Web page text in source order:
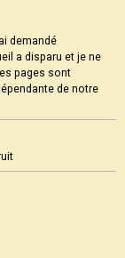
demandé
a disparu et je ne
pages sont
de notre